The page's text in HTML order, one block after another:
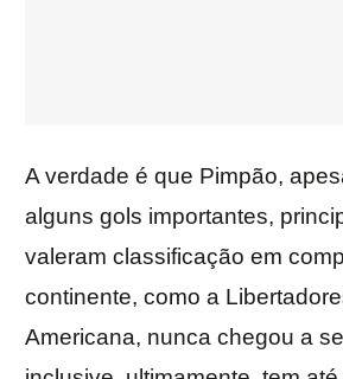
A verdade é que Pimpão,
alguns gols importantes,
valeram classificação em
continente, como a
Americana, nunca chegou a